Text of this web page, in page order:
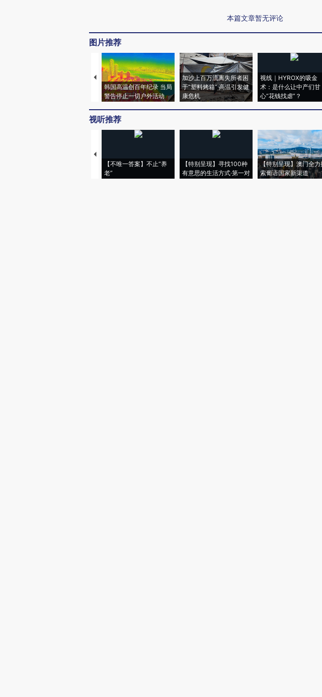
本篇文章暂无评论
图片推荐
韩国高温创百年纪录 当局
警告停止一切户外活动
加沙上百万流离失所者困
于“塑料烤箱” 高温引发健
康危机
视线｜HYROX的吸金
术：是什么让中产们甘
心“花钱找虐”？
视听推荐
【不唯一答案】不止“养
老”
【特别呈现】寻找100种
有意思的生活方式·第一对
【特别呈现】澳门全力
索葡语国家新渠道